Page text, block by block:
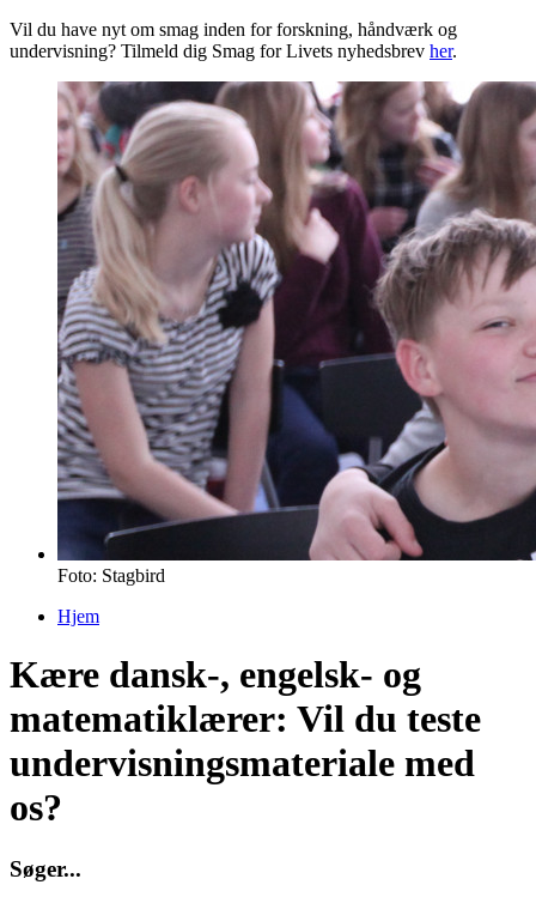
Vil du have nyt om smag inden for forskning, håndværk og
undervisning? Tilmeld dig Smag for Livets nyhedsbrev her.
Foto: Stagbird
Hjem
Kære dansk-, engelsk- og
matematiklærer: Vil du teste
undervisningsmateriale med
os?
Søger...